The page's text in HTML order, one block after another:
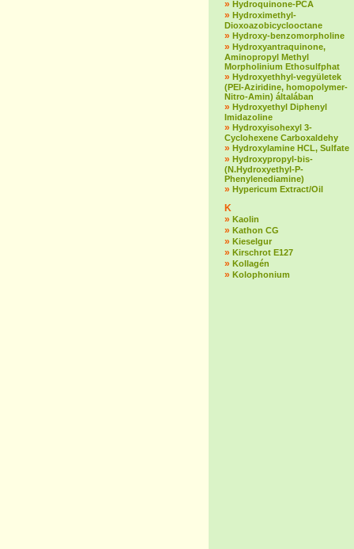
» Hydroquinone-PCA
» Hydroximethyl-
Dioxoazobicyclooctane
» Hydroxy-benzomorpholine
» Hydroxyantraquinone,
Aminopropyl Methyl
Morpholinium Ethosulfphat
» Hydroxyethhyl-vegyületek
(PEI-Aziridine, homopolymer-
Nitro-Amin) általában
» Hydroxyethyl Diphenyl
Imidazoline
» Hydroxyisohexyl 3-
Cyclohexene Carboxaldehy
» Hydroxylamine HCL, Sulfate
» Hydroxypropyl-bis-
(N.Hydroxyethyl-P-
Phenylenediamine)
» Hypericum Extract/Oil
K
» Kaolin
» Kathon CG
» Kieselgur
» Kirschrot E127
» Kollagén
» Kolophonium